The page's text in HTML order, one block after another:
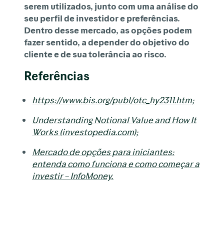
serem utilizados, junto com uma análise do
seu perfil de investidor e preferências.
Dentro desse mercado, as opções podem
fazer sentido, a depender do objetivo do
cliente e de sua tolerância ao risco.
Referências
https://www.bis.org/publ/otc_hy2311.htm;
Understanding Notional Value and How It
Works (investopedia.com);
Mercado de opções para iniciantes:
entenda como funciona e como começar a
investir – InfoMoney.